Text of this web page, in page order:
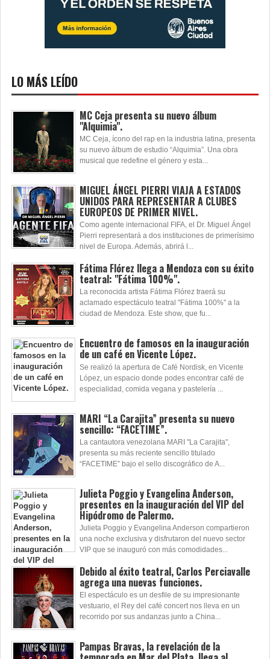
LO MÁS LEÍDO
MC Ceja presenta su nuevo álbum
"Alquimia".
MC Ceja, ícono del rap en la industria latina, presenta
su nuevo álbum de estudio “Alquimia”. Una obra
musical que redefine el género y esta...
MIGUEL ÁNGEL PIERRI VIAJA A ESTADOS
UNIDOS PARA REPRESENTAR A CLUBES
EUROPEOS DE PRIMER NIVEL.
Como agente internacional FIFA, el Dr. Miguel Ángel
Pierri representará a dos instituciones de primerísimo
nivel de Europa. Además, abrirá l...
Fátima Flórez llega a Mendoza con su éxito
teatral: "Fátima 100%".
La reconocida artista Fátima Flórez traerá su
aclamado espectáculo teatral "Fátima 100%" a la
ciudad de Mendoza. Este show, que fu...
Encuentro de famosos en la inauguración
de un café en Vicente López.
Se realizó la apertura de Café Nordisk, en Vicente
López, un espacio donde podes encontrar café de
especialidad, comida vegana y pastelería ...
MARI “La Carajita” presenta su nuevo
sencillo: “FACETIME”.
La cantautora venezolana MARI "La Carajita",
presenta su más reciente sencillo titulado
“FACETIME” bajo el sello discográfico de A...
Julieta Poggio y Evangelina Anderson,
presentes en la inauguración del VIP del
Hipódromo de Palermo.
Julieta Poggio y Evangelina Anderson compartieron
una noche exclusiva y disfrutaron del nuevo sector
VIP que se inauguró con más comodidades...
Debido al éxito teatral, Carlos Perciavalle
agrega una nuevas funciones.
El espectáculo es un desfile de su impresionante
vestuario, el Rey del café concert nos lleva en un
recorrido por sus andanzas junto a China...
Pampas Bravas, la revelación de la